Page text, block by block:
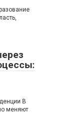
В
меняют